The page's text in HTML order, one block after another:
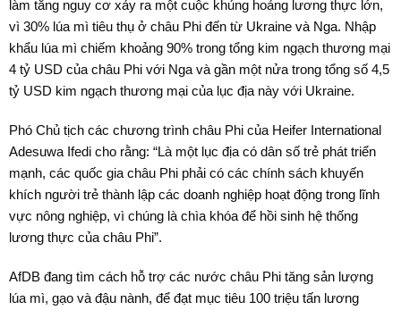
làm tăng nguy cơ xảy ra một cuộc khủng hoảng lương thực lớn,
vì 30% lúa mì tiêu thụ ở châu Phi đến từ Ukraine và Nga. Nhập
khẩu lúa mì chiếm khoảng 90% trong tổng kim ngạch thương mại
4 tỷ USD của châu Phi với Nga và gần một nửa trong tổng số 4,5
tỷ USD kim ngạch thương mại của lục địa này với Ukraine.
Phó Chủ tịch các chương trình châu Phi của Heifer International
Adesuwa Ifedi cho rằng: “Là một lục địa có dân số trẻ phát triển
mạnh, các quốc gia châu Phi phải có các chính sách khuyến
khích người trẻ thành lập các doanh nghiệp hoạt động trong lĩnh
vực nông nghiệp, vì chúng là chìa khóa để hồi sinh hệ thống
lương thực của châu Phi”.
AfDB đang tìm cách hỗ trợ các nước châu Phi tăng sản lượng
lúa mì, gạo và đậu nành, để đạt mục tiêu 100 triệu tấn lương